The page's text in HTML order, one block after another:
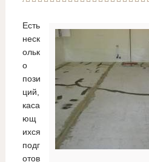
Есть
неск
ольк
о
пози
ций,
каса
ющ
ихся
подг
отов